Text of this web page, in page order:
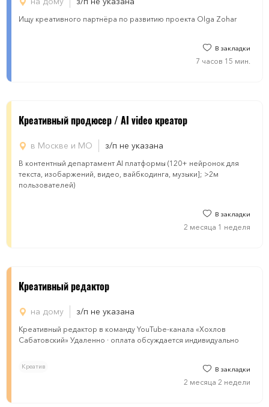
Ищу креативного партнёра по развитию проекта Olga Zohar
В закладки
7 часов 15 мин.
Креативный продюсер / AI video креатор
в Москве и МО з/п не указана
В контентный департамент AI платформы (120+ нейронок для
текста, изобаржений, видео, вайбкодинга, музыки]; >2м
пользователей)
В закладки
2 месяца 1 неделя
Креативный редактор
на дому з/п не указана
Креативный редактор в команду YouTube-канала «Хохлов
Сабатовский» Удаленно · оплата обсуждается индивидуально
Креатив В закладки
2 месяца 2 недели